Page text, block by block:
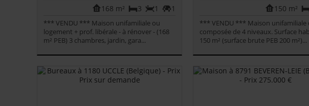
1
1
3
168 m²
*** VENDU *** Maison unifamiliale ou
logement + prof. libérale - à rénover - (168
m² PEB) 3 chambres, jardin, gara...
150 m²
*** VENDU *** Maison unifamiliale
composée de 4 niveaux. Surface
150 m² (surface brute PEB 200 m²)...